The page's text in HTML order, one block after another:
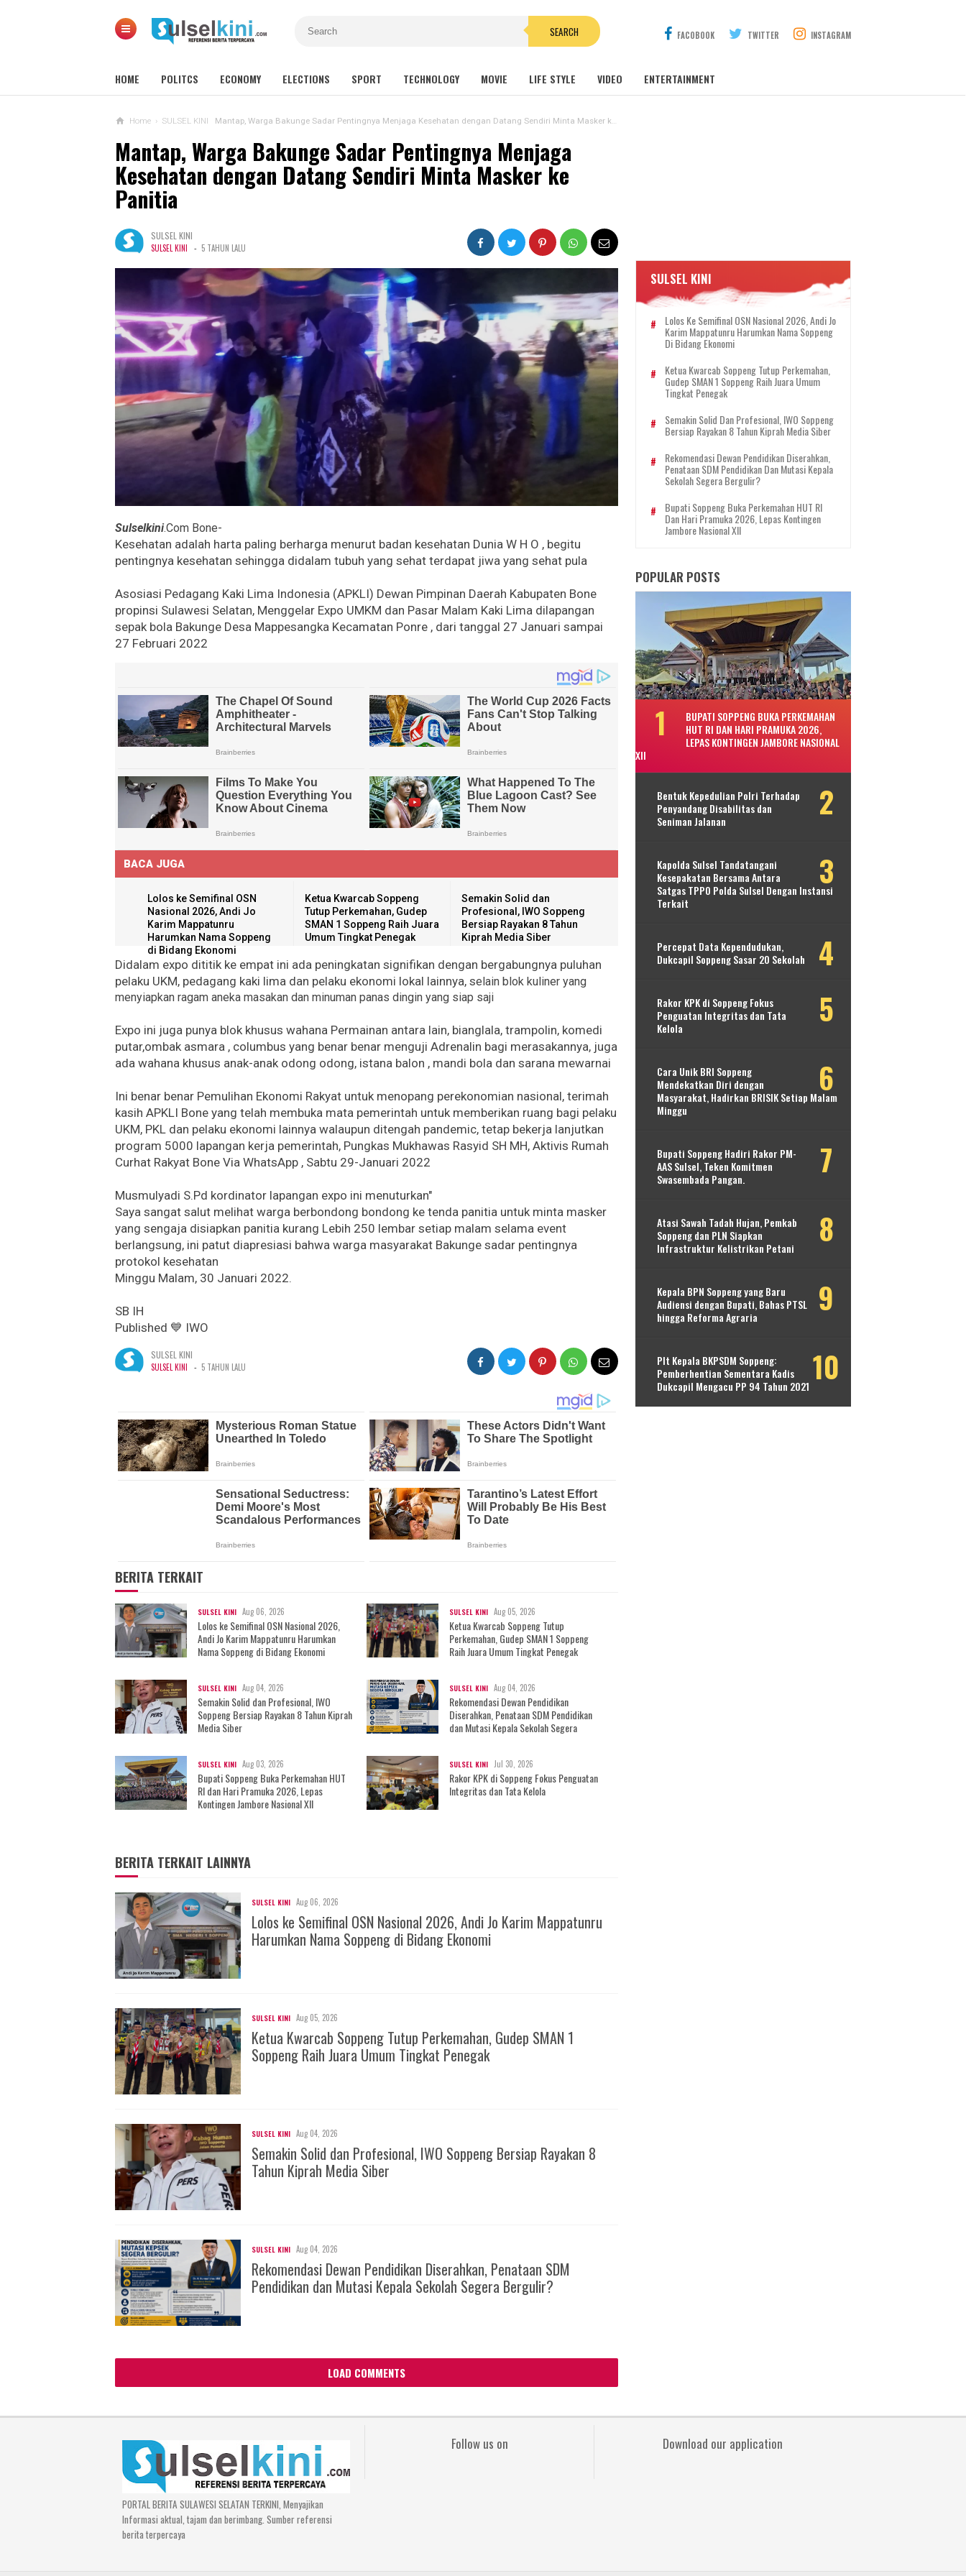
SEARCH FACOBOOK TWITTER INSTAGRAM
HOME POLITCS ECONOMY ELECTIONS SPORT TECHNOLOGY MOVIE LIFE STYLE VIDEO ENTERTAINMENT
Home › SULSEL KINI Mantap, Warga Bakunge Sadar Pentingnya Menjaga Kesehatan dengan Datang Sendiri Minta Masker ke Panitia
Mantap, Warga Bakunge Sadar Pentingnya Menjaga
Kesehatan dengan Datang Sendiri Minta Masker ke
Panitia
SULSEL KINI
SULSEL KINI - 5 TAHUN LALU
Sulselkini.Com Bone-
Kesehatan adalah harta paling berharga menurut badan kesehatan Dunia W H O , begitu
pentingnya kesehatan sehingga didalam tubuh yang sehat terdapat jiwa yang sehat pula
Asosiasi Pedagang Kaki Lima Indonesia (APKLI) Dewan Pimpinan Daerah Kabupaten Bone
propinsi Sulawesi Selatan, Menggelar Expo UMKM dan Pasar Malam Kaki Lima dilapangan
sepak bola Bakunge Desa Mappesangka Kecamatan Ponre , dari tanggal 27 Januari sampai
27 Februari 2022
BACA JUGA
Lolos ke Semifinal OSN
Nasional 2026, Andi Jo
Karim Mappatunru
Harumkan Nama Soppeng
di Bidang Ekonomi
Ketua Kwarcab Soppeng
Tutup Perkemahan, Gudep
SMAN 1 Soppeng Raih Juara
Umum Tingkat Penegak
Semakin Solid dan
Profesional, IWO Soppeng
Bersiap Rayakan 8 Tahun
Kiprah Media Siber
Didalam expo dititik ke empat ini ada peningkatan signifikan dengan bergabungnya puluhan
pelaku UKM, pedagang kaki lima dan pelaku ekonomi lokal lainnya, selain blok kuliner yang
menyiapkan ragam aneka masakan dan minuman panas dingin yang siap saji
Expo ini juga punya blok khusus wahana Permainan antara lain, bianglala, trampolin, komedi
putar,ombak asmara , columbus yang benar benar menguji Adrenalin bagi merasakannya, juga
ada wahana khusus anak-anak odong odong, istana balon , mandi bola dan sarana mewarnai
Ini benar benar Pemulihan Ekonomi Rakyat untuk menopang perekonomian nasional, terimah
kasih APKLI Bone yang telah membuka mata pemerintah untuk memberikan ruang bagi pelaku
UKM, PKL dan pelaku ekonomi lainnya walaupun ditengah pandemic, tetap bekerja lanjutkan
program 5000 lapangan kerja pemerintah, Pungkas Mukhawas Rasyid SH MH, Aktivis Rumah
Curhat Rakyat Bone Via WhatsApp , Sabtu 29-Januari 2022
Musmulyadi S.Pd kordinator lapangan expo ini menuturkan"
Saya sangat salut melihat warga berbondong bondong ke tenda panitia untuk minta masker
yang sengaja disiapkan panitia kurang Lebih 250 lembar setiap malam selama event
berlangsung, ini patut diapresiasi bahwa warga masyarakat Bakunge sadar pentingnya
protokol kesehatan
Minggu Malam, 30 Januari 2022.
SB IH
Published 💙 IWO
SULSEL KINI
SULSEL KINI - 5 TAHUN LALU
BERITA TERKAIT
SULSEL KINI Aug 06, 2026
Lolos ke Semifinal OSN Nasional 2026,
Andi Jo Karim Mappatunru Harumkan
Nama Soppeng di Bidang Ekonomi
SULSEL KINI Aug 05, 2026
Ketua Kwarcab Soppeng Tutup
Perkemahan, Gudep SMAN 1 Soppeng
Raih Juara Umum Tingkat Penegak
SULSEL KINI Aug 04, 2026
Semakin Solid dan Profesional, IWO
Soppeng Bersiap Rayakan 8 Tahun Kiprah
Media Siber
SULSEL KINI Aug 04, 2026
Rekomendasi Dewan Pendidikan
Diserahkan, Penataan SDM Pendidikan
dan Mutasi Kepala Sekolah Segera
SULSEL KINI Aug 03, 2026
Bupati Soppeng Buka Perkemahan HUT
RI dan Hari Pramuka 2026, Lepas
Kontingen Jambore Nasional XII
SULSEL KINI Jul 30, 2026
Rakor KPK di Soppeng Fokus Penguatan
Integritas dan Tata Kelola
BERITA TERKAIT LAINNYA
SULSEL KINI Aug 06, 2026
Lolos ke Semifinal OSN Nasional 2026, Andi Jo Karim Mappatunru
Harumkan Nama Soppeng di Bidang Ekonomi
SULSEL KINI Aug 05, 2026
Ketua Kwarcab Soppeng Tutup Perkemahan, Gudep SMAN 1
Soppeng Raih Juara Umum Tingkat Penegak
SULSEL KINI Aug 04, 2026
Semakin Solid dan Profesional, IWO Soppeng Bersiap Rayakan 8
Tahun Kiprah Media Siber
SULSEL KINI Aug 04, 2026
Rekomendasi Dewan Pendidikan Diserahkan, Penataan SDM
Pendidikan dan Mutasi Kepala Sekolah Segera Bergulir?
LOAD COMMENTS
SULSEL KINI
Lolos Ke Semifinal OSN Nasional 2026, Andi Jo
Karim Mappatunru Harumkan Nama Soppeng
Di Bidang Ekonomi
Ketua Kwarcab Soppeng Tutup Perkemahan,
Gudep SMAN 1 Soppeng Raih Juara Umum
Tingkat Penegak
Semakin Solid Dan Profesional, IWO Soppeng
Bersiap Rayakan 8 Tahun Kiprah Media Siber
Rekomendasi Dewan Pendidikan Diserahkan,
Penataan SDM Pendidikan Dan Mutasi Kepala
Sekolah Segera Bergulir?
Bupati Soppeng Buka Perkemahan HUT RI
Dan Hari Pramuka 2026, Lepas Kontingen
Jambore Nasional XII
POPULAR POSTS
BUPATI SOPPENG BUKA PERKEMAHAN
HUT RI DAN HARI PRAMUKA 2026,
LEPAS KONTINGEN JAMBORE NASIONAL
XII
Bentuk Kepedulian Polri Terhadap
Penyandang Disabilitas dan
Seniman Jalanan
Kapolda Sulsel Tandatangani
Kesepakatan Bersama Antara
Satgas TPPO Polda Sulsel Dengan Instansi
Terkait
Percepat Data Kependudukan,
Dukcapil Soppeng Sasar 20 Sekolah
Rakor KPK di Soppeng Fokus
Penguatan Integritas dan Tata
Kelola
Cara Unik BRI Soppeng
Mendekatkan Diri dengan
Masyarakat, Hadirkan BRISIK Setiap Malam
Minggu
Bupati Soppeng Hadiri Rakor PM-
AAS Sulsel, Teken Komitmen
Swasembada Pangan.
Atasi Sawah Tadah Hujan, Pemkab
Soppeng dan PLN Siapkan
Infrastruktur Kelistrikan Petani
Kepala BPN Soppeng yang Baru
Audiensi dengan Bupati, Bahas PTSL
hingga Reforma Agraria
Plt Kepala BKPSDM Soppeng:
Pemberhentian Sementara Kadis
Dukcapil Mengacu PP 94 Tahun 2021
PORTAL BERITA SULAWESI SELATAN TERKINI, Menyajikan
Informasi aktual, tajam dan berimbang. Sumber referensi
berita terpercaya
Follow us on Download our application